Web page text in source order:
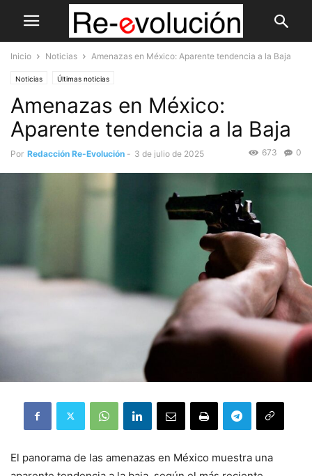
Inicio Noticias Amenazas en México: Aparente tendencia a la Baja
Noticias Últimas noticias
Amenazas en México:
Aparente tendencia a la Baja
Por Redacción Re-Evolución - 3 de julio de 2025 0
673
El panorama de las amenazas en México muestra una